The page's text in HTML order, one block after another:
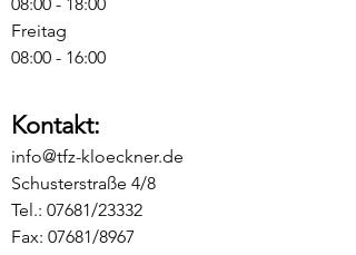
Freitag
08:00 - 16:00
Kontakt:
info@tfz-kloeckner.de
Schusterstraße 4/8
Tel.: 07681/23332
Fax: 07681/8967